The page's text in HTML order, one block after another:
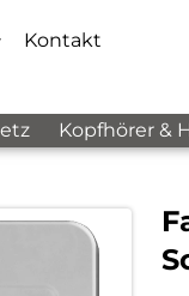
Kontakt
Kopfhörer &